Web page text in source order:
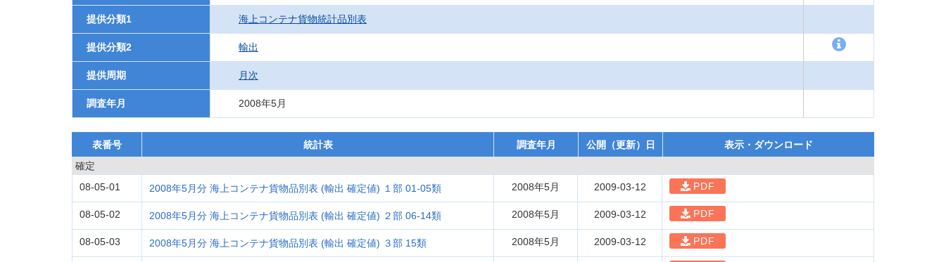
提供分類1 海上コンテナ貨物統計品別表
提供分類2 輸出
提供周期 月次
調査年月 2008年5月
表番号 統計表 調査年月 公開（更新）日
表示・ダウンロード
確定
08-05-01
2008年5月分 海上コンテナ貨物品別表 (輸出 確定値) １部 01-05類 2008年5月 2009-03-12 PDF
08-05-02 2008年5月分 海上コンテナ貨物品別表 (輸出 確定値) ２部 06-14類 2008年5月 2009-03-12 PDF
08-05-03 2008年5月分 海上コンテナ貨物品別表 (輸出 確定値) ３部 15類 2008年5月 2009-03-12 PDF